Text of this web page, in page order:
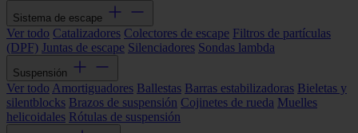
Sistema de escape
Ver todo Catalizadores Colectores de escape Filtros de partículas
(DPF) Juntas de escape Silenciadores Sondas lambda
Suspensión
Ver todo Amortiguadores Ballestas Barras estabilizadoras Bieletas y
silentblocks Brazos de suspensión Cojinetes de rueda Muelles
helicoidales Rótulas de suspensión